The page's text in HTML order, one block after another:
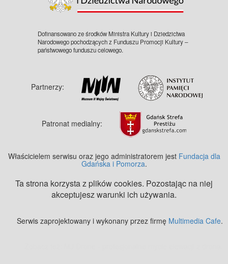
Dofinansowano ze środków Ministra Kultury i Dziedzictwa
Narodowego pochodzących z Funduszu Promocji Kultury –
państwowego funduszu celowego.
Partnerzy:
Patronat medialny:
Właścicielem serwisu oraz jego administratorem jest Fundacja dla
Gdańska i Pomorza.
Ta strona korzysta z plików cookies. Pozostając na niej
akceptujesz warunki ich używania.
Serwis zaprojektowany i wykonany przez firmę Multimedia Cafe.